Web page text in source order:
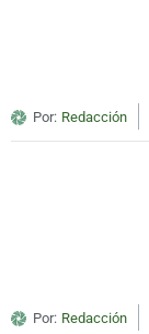
Por: Redacción
Por: Redacción